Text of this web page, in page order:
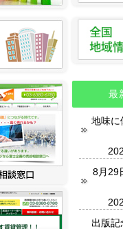
最
地味に
8月29
出版記